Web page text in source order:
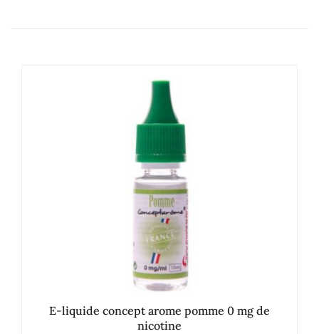
E-liquide concept arome pomme 0 mg de
nicotine